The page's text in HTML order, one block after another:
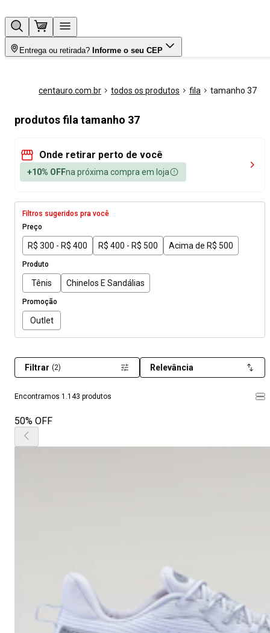
Entrega ou retirada? Informe o seu CEP
centauro.com.br todos os produtos fila tamanho 37
produtos fila tamanho 37
Onde retirar perto de você
+10% OFFna próxima compra em loja
Filtros sugeridos pra você
Preço
R$ 300 - R$ 400 R$ 400 - R$ 500 Acima de R$ 500
Produto
Tênis Chinelos E Sandálias
Promoção
Outlet
Encontramos 1.143 produtos
Filtrar (2) Relevância
50% OFF